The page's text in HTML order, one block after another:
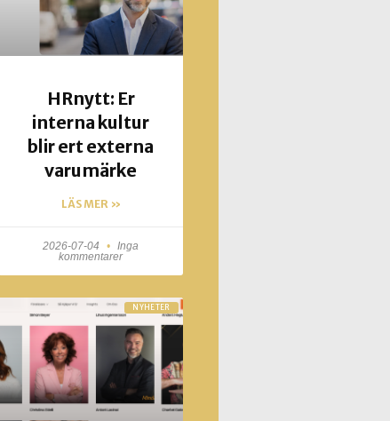
HRnytt: Er
interna kultur
blir ert externa
varumärke
LÄS MER »
2026-07-04
Inga
kommentarer
NYHETER